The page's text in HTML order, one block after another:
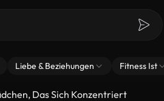
Liebe & Beziehungen Fitness Ist
Das Sich Konzentriert